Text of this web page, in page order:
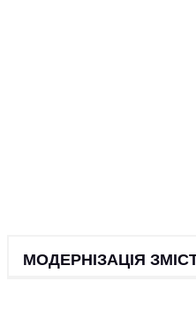
МОДЕРНІЗАЦІЯ